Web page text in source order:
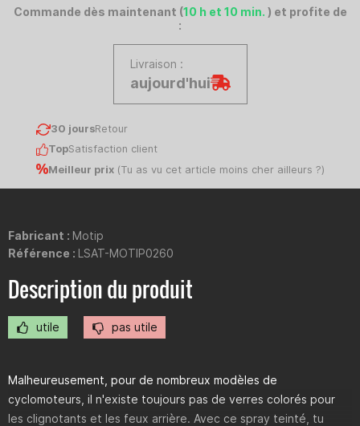
Commande dès maintenant (10 h et 10 min. ) et profite de
:
Livraison :
aujourd'hui
30 joursRetour
TopSatisfaction client
Meilleur prix(Tu as vu cet article moins cher ailleurs ?)
Fabricant : Motip
Référence : LSAT-MOTIP0260
Description du produit
utile pas utile
Malheureusement, pour de nombreux modèles de
cyclomoteurs, il n'existe toujours pas de verres colorés pour
les clignotants et les feux arrière. Avec ce spray teinté, tu